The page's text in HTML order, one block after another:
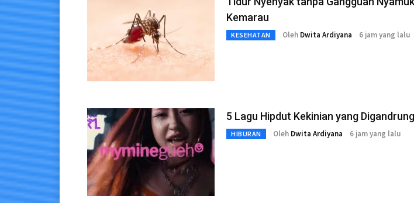
Kemarau
KESEHATAN Oleh Dwita Ardiyana 6 jam yang lalu
5 Lagu Hipdut Kekinian yang
HIBURAN Oleh Dwita Ardiyana 6 jam yang lalu